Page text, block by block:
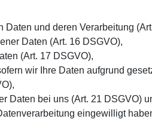
und deren Verarbeitung
Daten (Art. 16 DSGVO),
(Art. 17 DSGVO),
wir Ihre Daten aufgrund
Daten bei uns (Art. 21 DSGVO)
eingewilligt